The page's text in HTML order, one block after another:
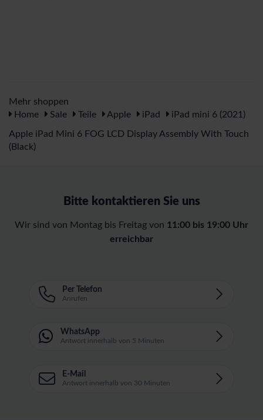
Mehr shoppen
Home
Sale Teile Apple iPad iPad mini 6 (2021)
Apple iPad Mini 6 FOG LCD Display Assembly With Touch
(Black)
Bitte kontaktieren Sie uns
Wir sind von Montag bis Freitag von 11:00 bis 19:00 Uhr
erreichbar
Per Telefon
Anrufen
WhatsApp
Antwort innerhalb von 5 Minuten
E-Mail
Antwort innerhalb von 30 Minuten